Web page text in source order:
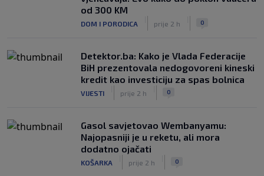
od 300 KM
DOM I PORODICA prije 2 h 0
Detektor.ba: Kako je Vlada Federacije
BiH prezentovala nedogovoreni kineski
kredit kao investiciju za spas bolnica
VIJESTI prije 2 h 0
Gasol savjetovao Wembanyamu:
Najopasniji je u reketu, ali mora
dodatno ojačati
KOŠARKA prije 2 h 0